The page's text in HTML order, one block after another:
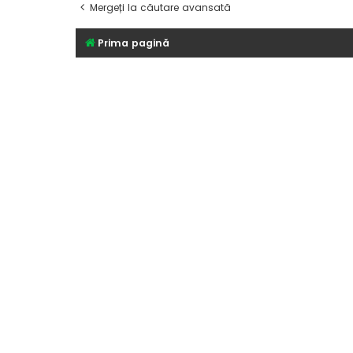
Mergeți la căutare avansată
Prima pagină